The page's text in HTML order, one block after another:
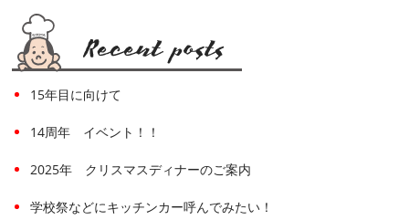
15年目に向けて
14周年 イベント！！
2025年 クリスマスディナーのご案内
学校祭などにキッチンカー呼んでみたい！